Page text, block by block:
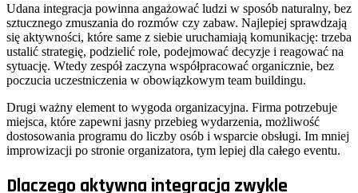
Udana integracja powinna angażować ludzi w sposób naturalny, bez
sztucznego zmuszania do rozmów czy zabaw. Najlepiej sprawdzają
się aktywności, które same z siebie uruchamiają komunikację: trzeba
ustalić strategię, podzielić role, podejmować decyzje i reagować na
sytuację. Wtedy zespół zaczyna współpracować organicznie, bez
poczucia uczestniczenia w obowiązkowym team buildingu.
Drugi ważny element to wygoda organizacyjna. Firma potrzebuje
miejsca, które zapewni jasny przebieg wydarzenia, możliwość
dostosowania programu do liczby osób i wsparcie obsługi. Im mniej
improwizacji po stronie organizatora, tym lepiej dla całego eventu.
Dlaczego aktywna integracja zwykle